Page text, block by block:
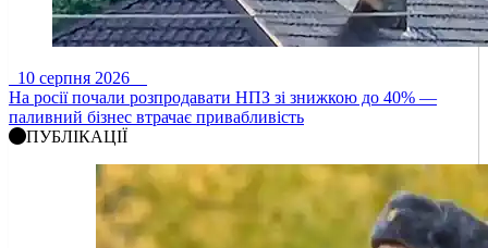
10 серпня 2026
На росії почали розпродавати НПЗ зі знижкою до 40% —
паливний бізнес втрачає привабливість
ПУБЛІКАЦІЇ